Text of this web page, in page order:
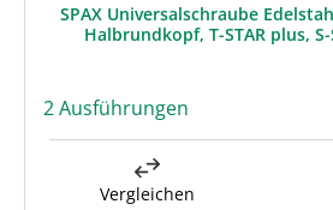
SPAX Universalschraube
Halbrundkopf, T-STAR plus,
2 Ausführungen
Vergleichen